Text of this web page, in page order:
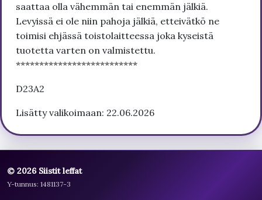
saattaa olla vähemmän tai enemmän jälkiä.
Levyissä ei ole niin pahoja jälkiä, etteivätkö ne
toimisi ehjässä toistolaitteessa joka kyseistä
tuotetta varten on valmistettu.
**************************
D23A2
Lisätty valikoimaan: 22.06.2026
© 2026 Siistit leffat
Y-tunnus: 1481137-3